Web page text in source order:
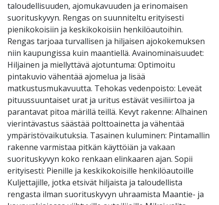
taloudellisuuden, ajomukavuuden ja erinomaisen
suorituskyvyn. Rengas on suunniteltu erityisesti
pienikokoisiin ja keskikokoisiin henkilöautoihin.
Rengas tarjoaa turvallisen ja hiljaisen ajokokemuksen
niin kaupungissa kuin maantiellä. Avainominaisuudet:
Hiljainen ja miellyttävä ajotuntuma: Optimoitu
pintakuvio vähentää ajomelua ja lisää
matkustusmukavuutta. Tehokas vedenpoisto: Leveät
pituussuuntaiset urat ja uritus estävät vesiliirtoa ja
parantavat pitoa märillä teillä. Kevyt rakenne: Alhainen
vierintävastus säästää polttoainetta ja vähentää
ympäristövaikutuksia. Tasainen kuluminen: Pintamallin
rakenne varmistaa pitkän käyttöiän ja vakaan
suorituskyvyn koko renkaan elinkaaren ajan. Sopii
erityisesti: Pienille ja keskikokoisille henkilöautoille
Kuljettajille, jotka etsivät hiljaista ja taloudellista
rengasta ilman suorituskyvyn uhraamista Maantie- ja